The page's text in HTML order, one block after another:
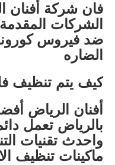
فان شركة أفنان
الشركات
ضد فيروس كورونا
الضاره
كيف يتم تنظيف
أفنان الرياض
بالرياض تعمل
واحدث تقنيات
ماكينات تنظيف